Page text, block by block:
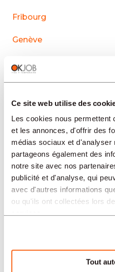
Ce site web utilise des
Les cookies nous permettent
et les annonces, d'offrir des
médias sociaux et d'analyser
partageons également des
notre site avec nos
publicité et d'analyse, qui
avec d'autres informations
ou qu'ils ont collectées lors
Tout
Fribourg
Genève
La Chaux-de-Fonds
Lausanne
Le Sentier
Neuchâtel
Soleure
Yverdon-les-Bains
Aarau
Nos offres
par secteur